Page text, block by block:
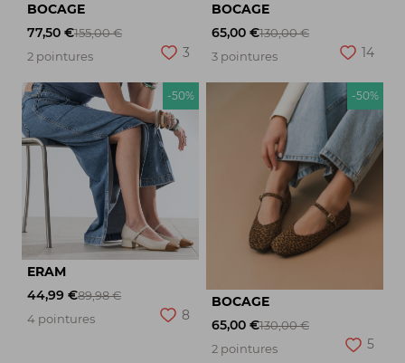
BOCAGE
77,50 €155,00 €
2 pointures
3
BOCAGE
65,00 €130,00 €
3 pointures
14
-50%
ERAM
44,99 €89,98 €
4 pointures
8
-50%
BOCAGE
65,00 €130,00 €
2 pointures
5